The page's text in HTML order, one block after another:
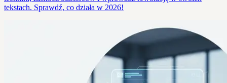
tekstach. Sprawdź, co działa w 2026!